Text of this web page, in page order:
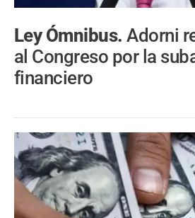
Ley Ómnibus.Adorni
al Congreso por la
financiero